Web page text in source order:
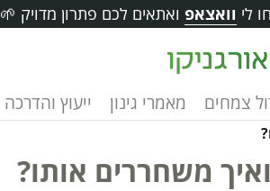
לי וואצאפ ואתאים לכם פתרון מדויק 🌱
צמחים מאמרי גינון ייעוץ והדרכה
משחררים אותו?